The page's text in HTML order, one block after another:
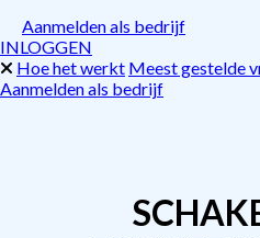
Aanmelden als bedrijf
INLOGGEN
Hoe het werkt Meest gestelde
Aanmelden als bedrijf